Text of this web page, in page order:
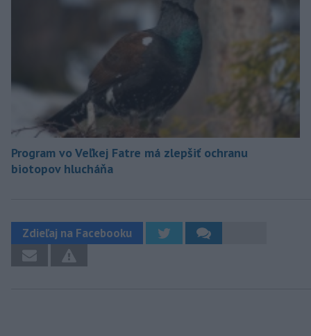
Program vo Veľkej Fatre má zlepšiť ochranu
biotopov hlucháňa
Zdieľaj na Facebooku